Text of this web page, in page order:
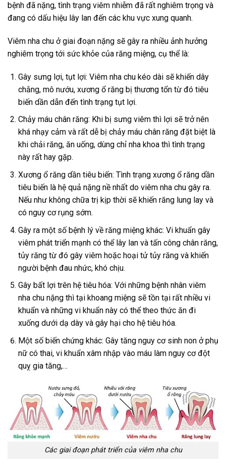
bệnh đã nặng, tình trạng viêm nhiễm đã rất nghiêm trọng và
đang có dấu hiệu lây lan đến các khu vực xung quanh.
Viêm nha chu ở giai đoạn nặng sẽ gây ra nhiều ảnh hưởng
nghiêm trọng tới sức khỏe của răng miệng, cụ thể là:
Gây sưng lợi, tụt lợi: Viêm nha chu kéo dài sẽ khiến dây
chằng, mô nướu, xương ổ răng bị thương tổn từ đó tiêu
biến dần dẫn đến tình trạng tụt lợi.
Chảy máu chân răng: Khi bị sưng viêm thì lợi sẽ trở nên
khá nhạy cảm và rất dễ bị chảy máu chân răng đặt biệt là
khi chải răng, ăn uống, dùng chỉ nha khoa thì tình trạng
này rất hay gặp.
Xương ổ răng dần tiêu biến: Tình trạng xương ổ răng dần
tiêu biến là hệ quả nặng nề nhất do viêm nha chu gây ra.
Nếu như không chữa trị kịp thời sẽ khiến răng lung lay và
có nguy cơ rụng sớm.
Gây ra một số bệnh lý về răng miệng khác: Vi khuẩn gây
viêm phát triển mạnh có thể lây lan và tấn công chân răng,
tủy răng từ đó gây viêm hoặc hoại tử tủy răng và khiến
người bệnh đau nhức, khó chịu.
Gây bất lợi trên hệ tiêu hóa: Với những bệnh nhân viêm
nha chu nặng thì tại khoang miệng sẽ tồn tại rất nhiều vi
khuẩn và những vi khuẩn này có thể theo thức ăn đi
xuống dưới dạ dày và gây hại cho hệ tiêu hóa.
Một số biến chứng khác: Gây tăng nguy cơ sinh non ở phụ
nữ có thai, vi khuẩn xâm nhập vào máu làm nguy cơ đột
quỵ gia tăng,…
Các giai đoạn phát triển của viêm nha chu